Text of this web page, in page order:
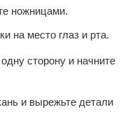
ножницами.
на место глаз и рта.
сторону и начните
и вырежьте детали